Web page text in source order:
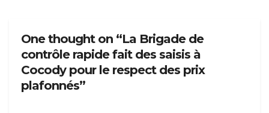
One thought on “La Brigade de
contrôle rapide fait des saisis à
Cocody pour le respect des prix
plafonnés”